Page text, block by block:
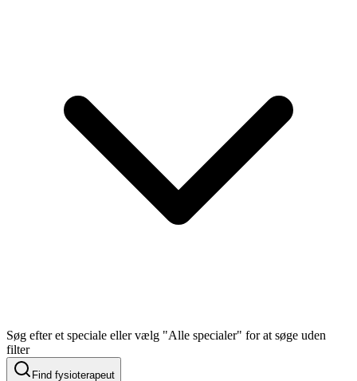
Søg efter et speciale eller vælg "Alle specialer" for at søge uden
filter
Find fysioterapeut